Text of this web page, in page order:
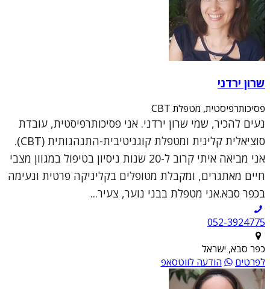
שרון ירדני
פסיכותרפיסטית, מטפלת CBT
נעים להכיר, שמי שרון ירדני. אני פסיכותרפיסטית, עובדת
סוציאלית קלינית ומטפלת קוגניטיבית-התנהגותית (CBT).
אני מביאה איתי קרוב ל-20 שנות ניסיון בטיפול במגוון מצבי
חיים מאתגרים, ומקבלת מטופלים בקליניקה פרטית ונעימה
בכפר סבא.אני מטפלת בבני נוער, צעיר...
052-3924775
כפר סבא, ישראל
לפרטים
הודעה לווטסאפ